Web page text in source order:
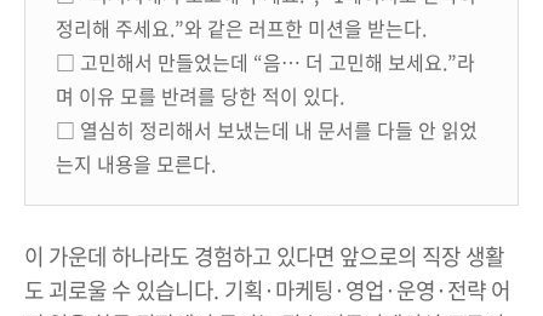
정리해 주세요.”와 같은 러프한 미션을 받는다.
□ 고민해서 만들었는데 “음… 더 고민해 보세요.”라
며 이유 모를 반려를 당한 적이 있다.
□ 열심히 정리해서 보냈는데 내 문서를 다들 안 읽었
는지 내용을 모른다.
이 가운데 하나라도 경험하고 있다면 앞으로의 직장 생활
도 괴로울 수 있습니다. 기획·마케팅·영업·운영·전략 어